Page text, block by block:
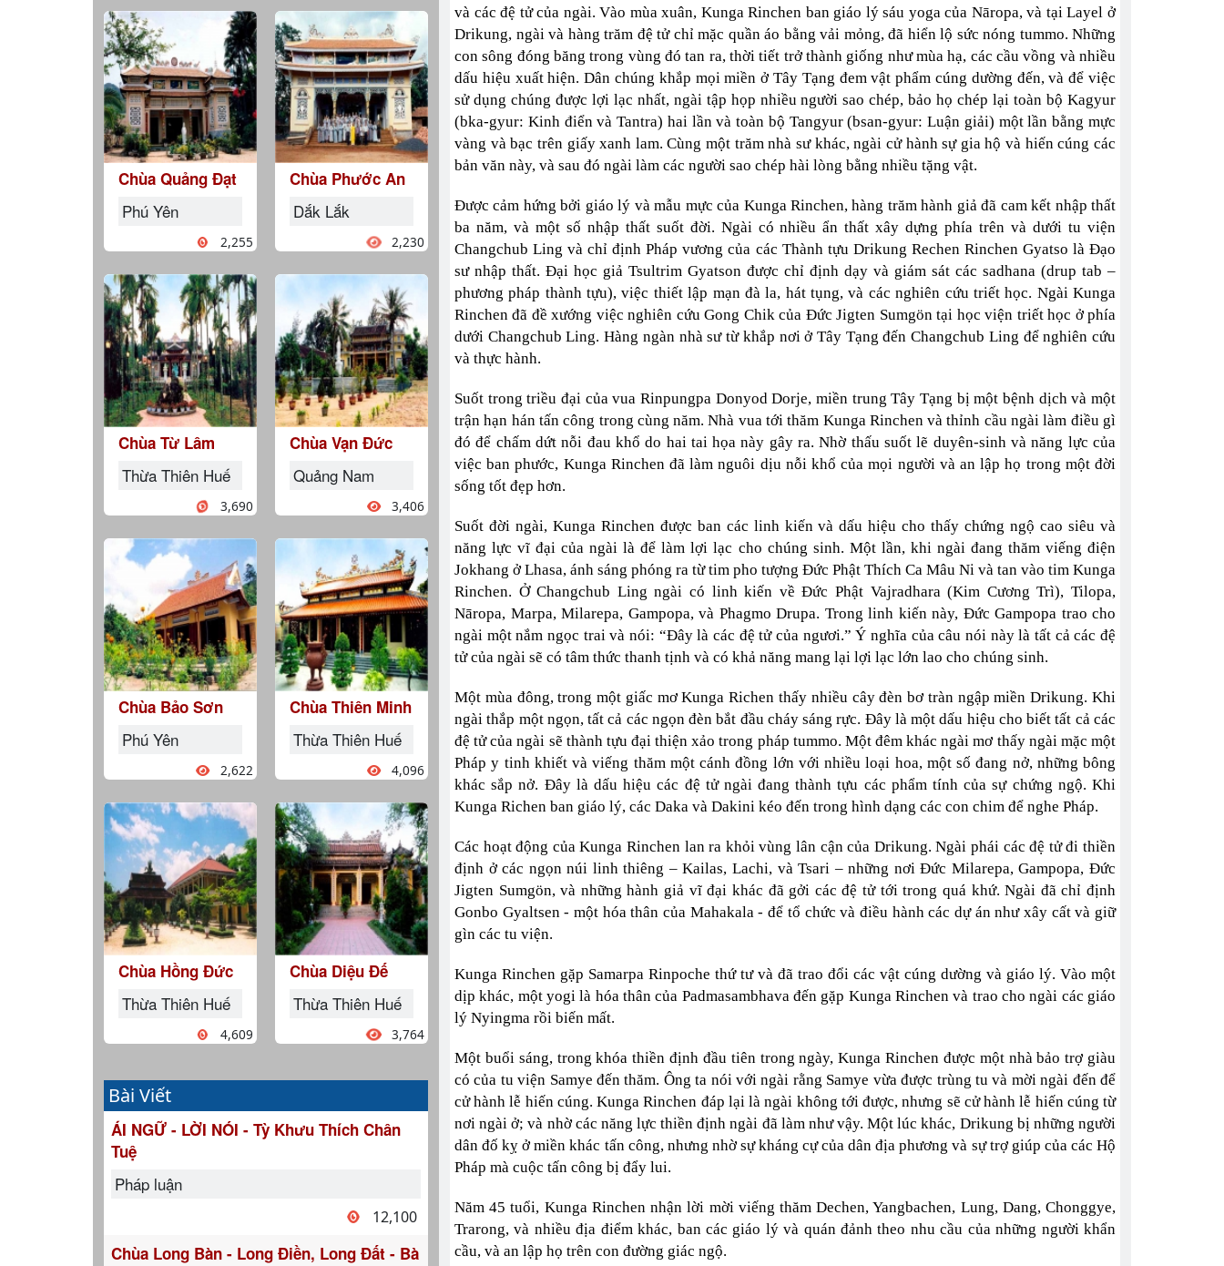
Chùa Quảng Đạt
Phú Yên
2,255
Chùa Từ Lâm
Thừa Thiên Huế
3,690
Chùa Bảo Sơn
Phú Yên
2,622
Chùa Hồng Đức
Thừa Thiên Huế
4,609
Chùa Phước An
Dắk Lắk
2,230
Chùa Vạn Đức
Quảng Nam
3,406
Chùa Thiên Minh
Thừa Thiên Huế
4,096
Chùa Diệu Đế
Thừa Thiên Huế
3,764
Bài Viết
ÁI NGỮ - LỜI NÓI - Tỳ Khưu Thích Chân
Tuệ
Pháp luận
12,100
Chùa Long Bàn - Long Điền, Long Đất - Bà
và các đệ tử của ngài. Vào mùa xuân, Kunga Rinchen ban giáo lý sáu yoga của Nāropa, và tại Layel ở
Drikung, ngài và hàng trăm đệ tử chỉ mặc quần áo bằng vải mỏng, đã hiển lộ sức nóng tummo. Những
con sông đóng băng trong vùng đó tan ra, thời tiết trở thành giống như mùa hạ, các cầu vồng và nhiều
dấu hiệu xuất hiện. Dân chúng khắp mọi miền ở Tây Tạng đem vật phẩm cúng dường đến, và để việc
sử dụng chúng được lợi lạc nhất, ngài tập họp nhiều người sao chép, bảo họ chép lại toàn bộ Kagyur
(bka-gyur: Kinh điển và Tantra) hai lần và toàn bộ Tangyur (bsan-gyur: Luận giải) một lần bằng mực
vàng và bạc trên giấy xanh lam. Cùng một trăm nhà sư khác, ngài cử hành sự gia hộ và hiến cúng các
bản văn này, và sau đó ngài làm các người sao chép hài lòng bằng nhiều tặng vật.
Được cảm hứng bởi giáo lý và mẫu mực của Kunga Rinchen, hàng trăm hành giả đã cam kết nhập thất
ba năm, và một số nhập thất suốt đời. Ngài có nhiều ẩn thất xây dựng phía trên và dưới tu viện
Changchub Ling và chỉ định Pháp vương của các Thành tựu Drikung Rechen Rinchen Gyatso là Đạo
sư nhập thất. Đại học giả Tsultrim Gyatson được chỉ định dạy và giám sát các sadhana (drup tab –
phương pháp thành tựu), việc thiết lập mạn đà la, hát tụng, và các nghiên cứu triết học. Ngài Kunga
Rinchen đã đề xướng việc nghiên cứu Gong Chik của Đức Jigten Sumgön tại học viện triết học ở phía
dưới Changchub Ling. Hàng ngàn nhà sư từ khắp nơi ở Tây Tạng đến Changchub Ling để nghiên cứu
và thực hành.
Suốt trong triều đại của vua Rinpungpa Donyod Dorje, miền trung Tây Tạng bị một bệnh dịch và một
trận hạn hán tấn công trong cùng năm. Nhà vua tới thăm Kunga Rinchen và thỉnh cầu ngài làm điều gì
đó để chấm dứt nỗi đau khổ do hai tai họa này gây ra. Nhờ thấu suốt lẽ duyên-sinh và năng lực của
việc ban phước, Kunga Rinchen đã làm nguôi dịu nỗi khổ của mọi người và an lập họ trong một đời
sống tốt đẹp hơn.
Suốt đời ngài, Kunga Rinchen được ban các linh kiến và dấu hiệu cho thấy chứng ngộ cao siêu và
năng lực vĩ đại của ngài là để làm lợi lạc cho chúng sinh. Một lần, khi ngài đang thăm viếng điện
Jokhang ở Lhasa, ánh sáng phóng ra từ tim pho tượng Đức Phật Thích Ca Mâu Ni và tan vào tim Kunga
Rinchen. Ở Changchub Ling ngài có linh kiến về Đức Phật Vajradhara (Kim Cương Trì), Tilopa,
Nāropa, Marpa, Milarepa, Gampopa, và Phagmo Drupa. Trong linh kiến này, Đức Gampopa trao cho
ngài một nắm ngọc trai và nói: “Đây là các đệ tử của ngươi.” Ý nghĩa của câu nói này là tất cả các đệ
tử của ngài sẽ có tâm thức thanh tịnh và có khả năng mang lại lợi lạc lớn lao cho chúng sinh.
Một mùa đông, trong một giấc mơ Kunga Richen thấy nhiều cây đèn bơ tràn ngập miền Drikung. Khi
ngài thắp một ngọn, tất cả các ngọn đèn bắt đầu cháy sáng rực. Đây là một dấu hiệu cho biết tất cả các
đệ tử của ngài sẽ thành tựu đại thiện xảo trong pháp tummo. Một đêm khác ngài mơ thấy ngài mặc một
Pháp y tinh khiết và viếng thăm một cánh đồng lớn với nhiều loại hoa, một số đang nở, những bông
khác sắp nở. Đây là dấu hiệu các đệ tử ngài đang thành tựu các phẩm tính của sự chứng ngộ. Khi
Kunga Richen ban giáo lý, các Daka và Dakini kéo đến trong hình dạng các con chim để nghe Pháp.
Các hoạt động của Kunga Rinchen lan ra khỏi vùng lân cận của Drikung. Ngài phái các đệ tử đi thiền
định ở các ngọn núi linh thiêng – Kailas, Lachi, và Tsari – những nơi Đức Milarepa, Gampopa, Đức
Jigten Sumgön, và những hành giả vĩ đại khác đã gởi các đệ tử tới trong quá khứ. Ngài đã chỉ định
Gonbo Gyaltsen - một hóa thân của Mahakala - để tổ chức và điều hành các dự án như xây cất và giữ
gìn các tu viện.
Kunga Rinchen gặp Samarpa Rinpoche thứ tư và đã trao đổi các vật cúng dường và giáo lý. Vào một
dịp khác, một yogi là hóa thân của Padmasambhava đến gặp Kunga Rinchen và trao cho ngài các giáo
lý Nyingma rồi biến mất.
Một buổi sáng, trong khóa thiền định đầu tiên trong ngày, Kunga Rinchen được một nhà bảo trợ giàu
có của tu viện Samye đến thăm. Ông ta nói với ngài rằng Samye vừa được trùng tu và mời ngài đến để
cử hành lễ hiến cúng. Kunga Rinchen đáp lại là ngài không tới được, nhưng sẽ cử hành lễ hiến cúng từ
nơi ngài ở; và nhờ các năng lực thiền định ngài đã làm như vậy. Một lúc khác, Drikung bị những người
dân đố kỵ ở miền khác tấn công, nhưng nhờ sự kháng cự của dân địa phương và sự trợ giúp của các Hộ
Pháp mà cuộc tấn công bị đẩy lui.
Năm 45 tuổi, Kunga Rinchen nhận lời mời viếng thăm Dechen, Yangbachen, Lung, Dang, Chonggye,
Trarong, và nhiều địa điểm khác, ban các giáo lý và quán đảnh theo nhu cầu của những người khẩn
cầu, và an lập họ trên con đường giác ngộ.